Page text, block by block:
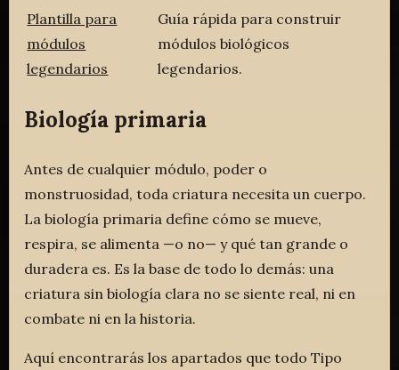
Plantilla para
módulos
legendarios
Guía rápida para construir
módulos biológicos
legendarios.
Biología primaria
Antes de cualquier módulo, poder o
monstruosidad, toda criatura necesita un cuerpo.
La biología primaria define cómo se mueve,
respira, se alimenta —o no— y qué tan grande o
duradera es. Es la base de todo lo demás: una
criatura sin biología clara no se siente real, ni en
combate ni en la historia.
Aquí encontrarás los apartados que todo Tipo